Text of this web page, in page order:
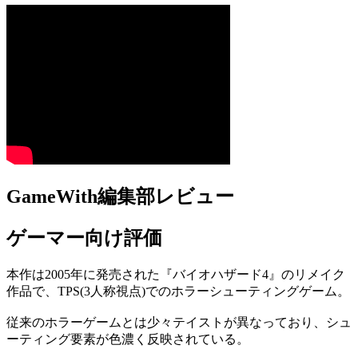
GameWith編集部レビュー
ゲーマー向け評価
本作は2005年に発売された『バイオハザード4』のリメイク
作品で、TPS(3人称視点)でのホラーシューティングゲーム。
従来のホラーゲームとは少々テイストが異なっており、シュ
ーティング要素が色濃く反映されている。